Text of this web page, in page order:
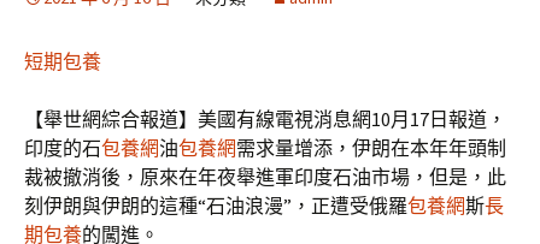
短期包養
【舉世網綜合報道】美國有線電視消息網10月17日報道，
印度的石包養網油包養網需求量增添，伊朗在本年年頭制
裁被撤消後，原來在年夜舉進軍印度石油市場，但是，此
刻伊朗與伊朗的這種“石油浪漫”，正遭受俄羅包養網斯長
期包養的闖進。